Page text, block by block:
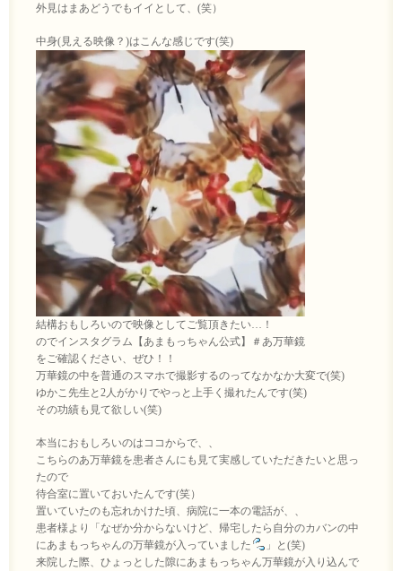
外見はまあどうでもイイとして、(笑）
中身(見える映像？)はこんな感じです(笑)
結構おもしろいので映像としてご覧頂きたい…！
のでインスタグラム【あまもっちゃん公式】＃あ万華鏡
をご確認ください、ぜひ！！
万華鏡の中を普通のスマホで撮影するのってなかなか大変で(笑)
ゆかこ先生と2人がかりでやっと上手く撮れたんです(笑)
その功績も見て欲しい(笑)
本当におもしろいのはココからで、、
こちらのあ万華鏡を患者さんにも見て実感していただきたいと思っ
たので
待合室に置いておいたんです(笑）
置いていたのも忘れかけた頃、病院に一本の電話が、、
患者様より「なぜか分からないけど、帰宅したら自分のカバンの中
にあまもっちゃんの万華鏡が入っていました
」と(笑)
来院した際、ひょっとした隙にあまもっちゃん万華鏡が入り込んで